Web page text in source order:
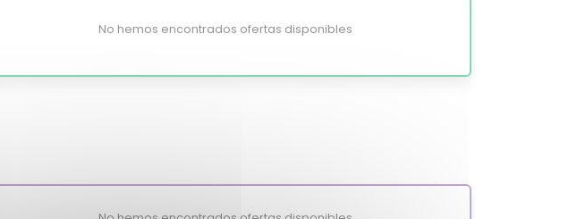
No hemos encontrados ofertas disponibles